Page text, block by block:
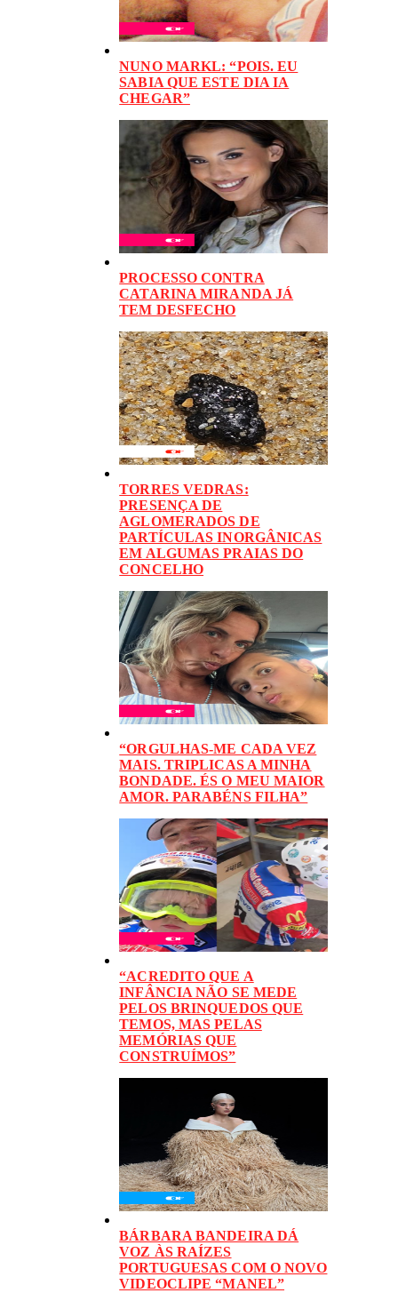
NUNO MARKL: “POIS. EU
SABIA QUE ESTE DIA IA
CHEGAR”
PROCESSO CONTRA
CATARINA MIRANDA JÁ
TEM DESFECHO
TORRES VEDRAS:
PRESENÇA DE
AGLOMERADOS DE
PARTÍCULAS INORGÂNICAS
EM ALGUMAS PRAIAS DO
CONCELHO
“ORGULHAS-ME CADA VEZ
MAIS. TRIPLICAS A MINHA
BONDADE. ÉS O MEU MAIOR
AMOR. PARABÉNS FILHA”
“ACREDITO QUE A
INFÂNCIA NÃO SE MEDE
PELOS BRINQUEDOS QUE
TEMOS, MAS PELAS
MEMÓRIAS QUE
CONSTRUÍMOS”
BÁRBARA BANDEIRA DÁ
VOZ ÀS RAÍZES
PORTUGUESAS COM O NOVO
VIDEOCLIPE “MANEL”